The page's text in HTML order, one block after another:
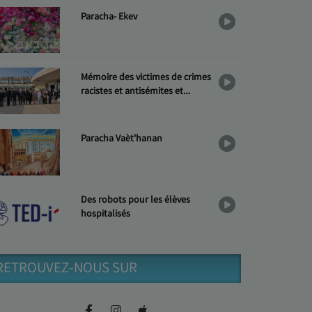
Paracha- Ekev
Mémoire des victimes de crimes
racistes et antisémites et
Paracha Vaèt'hanan
Des robots pour les élèves
hospitalisés
NOUS SUR